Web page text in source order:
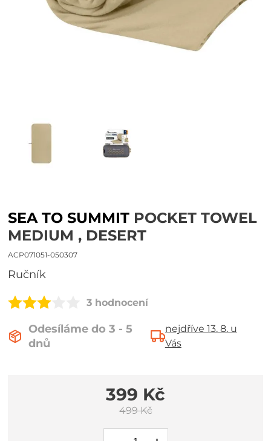
SEA TO SUMMIT POCKET TOWEL
MEDIUM , DESERT
ACP071051-050307
ručník
3 hodnocení
Odesíláme do 3 - 5
dnů
nejdříve 13. 8. u
Vás
399 Kč
499 Kč